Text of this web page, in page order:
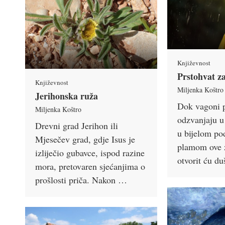
Književnost
Prstohvat
Miljenka Koštro
Dok vagoni
odzvanjaju
u bijelom
plamom
otvorit ću
Književnost
Jerihonska ruža
Miljenka Koštro
Drevni grad Jerihon ili
Mjesečev grad, gdje Isus je
izliječio gubavce, ispod razine
mora, pretovaren sjećanjima o
prošlosti priča. Nakon …